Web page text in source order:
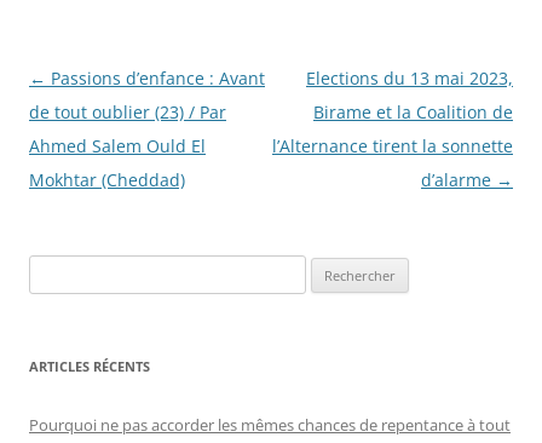
Navigation
des
articles
← Passions d’enfance : Avant
de tout oublier (23) / Par
Ahmed Salem Ould El
Mokhtar (Cheddad)
Elections du 13 mai 2023,
Birame et la Coalition de
l’Alternance tirent la sonnette
d’alarme →
e
h
r
ARTICLES RÉCENTS
Pourquoi ne pas accorder les mêmes chances de repentance à tout